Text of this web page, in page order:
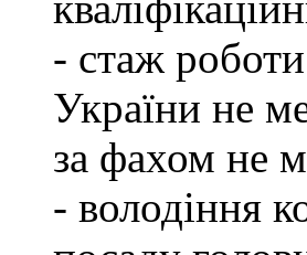
- стаж
України не
за фахом не
- володіння